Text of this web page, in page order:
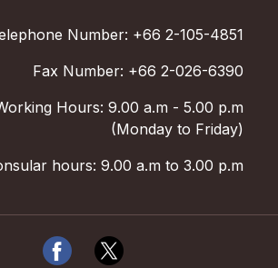
Number: +66 2-105-4851
Fax Number: +66 2-026-6390
Hours: 9.00 a.m - 5.00 p.m
(Monday to Friday)
hours: 9.00 a.m to 3.00 p.m